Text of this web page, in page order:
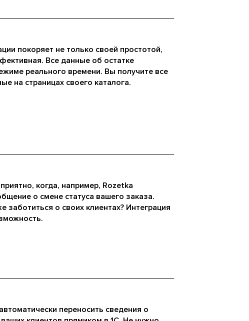
покоряет не только своей простотой,
Все данные об остатке
реального времени. Вы получите все
на страницах своего каталога.
когда, например, Rozetka
о смене статуса вашего заказа.
заботиться о своих клиентах? Интеграция
переносить сведения о